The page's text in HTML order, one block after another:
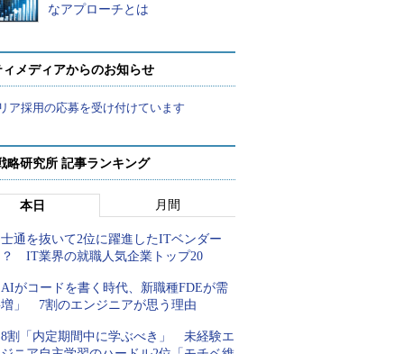
なアプローチとは
メディアからのお知らせ
ア採用の応募を受け付けています
略研究所 記事ランキング
本日 月間
通を抜いて2位に躍進したITベンダー
IT業界の就職人気企業トップ20
がコードを書く時代、新職種FDEが需
」 7割のエンジニアが思う理由
割「内定期間中に学ぶべき」 未経験エ